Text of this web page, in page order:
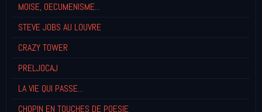
MOISE, OECUMENISME...
STEVE JOBS AU LOUVRE
CRAZY TOWER
PRELJOCAJ
LA VIE QUI PASSE...
CHOPIN EN TOUCHES DE POESIE